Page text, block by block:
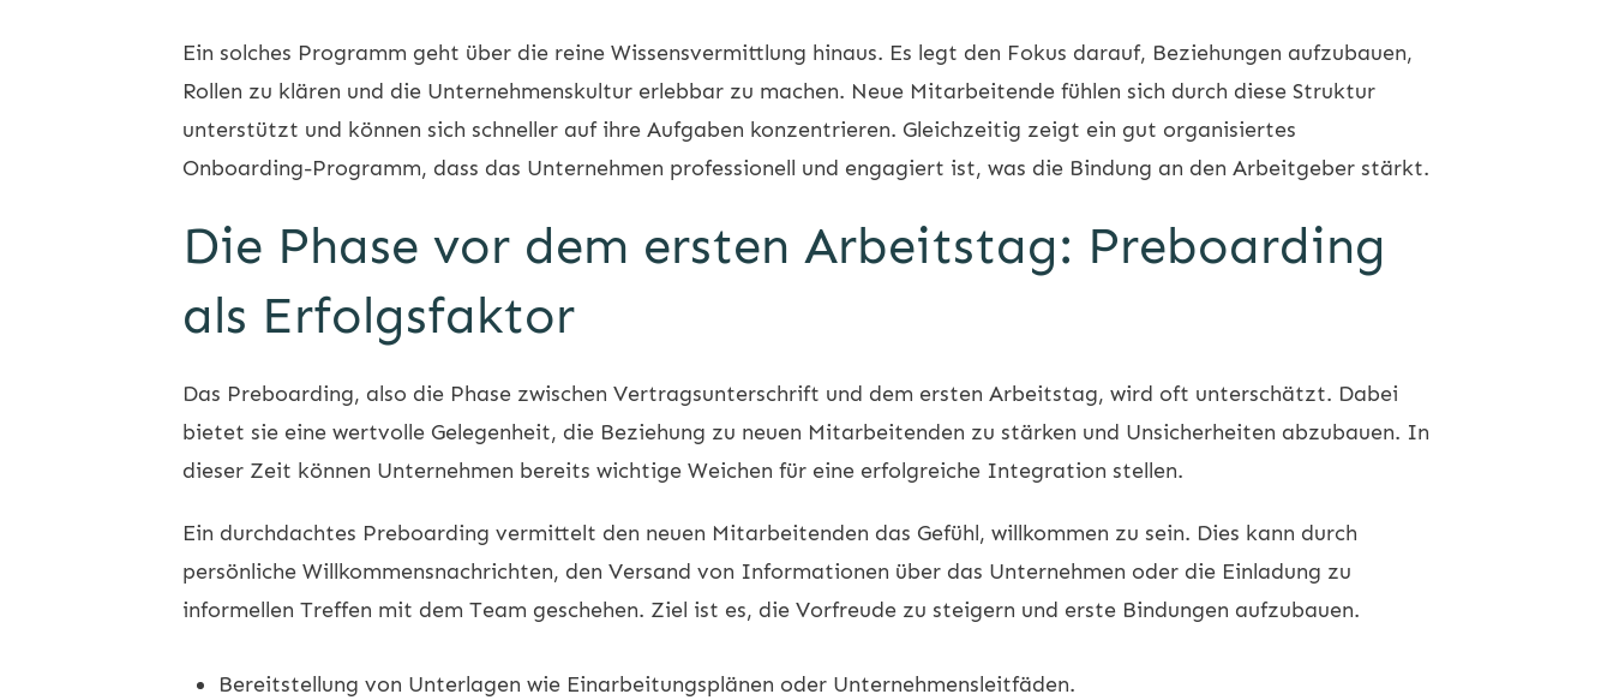
Ein solches Programm geht über die reine Wissensvermittlung hinaus. Es legt den Fokus darauf, Beziehungen aufzubauen,
Rollen zu klären und die Unternehmenskultur erlebbar zu machen. Neue Mitarbeitende fühlen sich durch diese Struktur
unterstützt und können sich schneller auf ihre Aufgaben konzentrieren. Gleichzeitig zeigt ein gut organisiertes
Onboarding-Programm, dass das Unternehmen professionell und engagiert ist, was die Bindung an den Arbeitgeber stärkt.
Die Phase vor dem ersten Arbeitstag: Preboarding
als Erfolgsfaktor
Das Preboarding, also die Phase zwischen Vertragsunterschrift und dem ersten Arbeitstag, wird oft unterschätzt. Dabei
bietet sie eine wertvolle Gelegenheit, die Beziehung zu neuen Mitarbeitenden zu stärken und Unsicherheiten abzubauen. In
dieser Zeit können Unternehmen bereits wichtige Weichen für eine erfolgreiche Integration stellen.
Ein durchdachtes Preboarding vermittelt den neuen Mitarbeitenden das Gefühl, willkommen zu sein. Dies kann durch
persönliche Willkommensnachrichten, den Versand von Informationen über das Unternehmen oder die Einladung zu
informellen Treffen mit dem Team geschehen. Ziel ist es, die Vorfreude zu steigern und erste Bindungen aufzubauen.
Bereitstellung von Unterlagen wie Einarbeitungsplänen oder Unternehmensleitfäden.